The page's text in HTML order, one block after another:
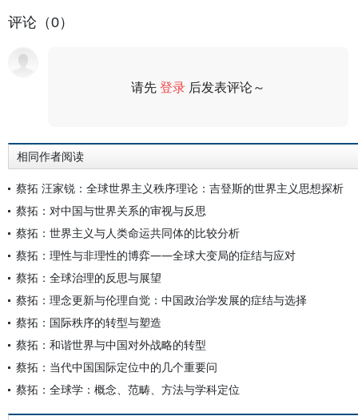
评论（0）
请先登录 后发表评论～
相同作者阅读
蔡拓 汪家锐：全球世界主义秩序理论：吉登斯的世界主义思想探析
蔡拓：对中国与世界关系的审视与反思
蔡拓：世界主义与人类命运共同体的比较分析
蔡拓：理性与非理性的博弈——全球大变局的症结与应对
蔡拓：全球治理的反思与展望
蔡拓：理念更新与伦理自觉：中国政治学发展的症结与选择
蔡拓：国际秩序的转型与塑造
蔡拓：和谐世界与中国对外战略的转型
蔡拓：当代中国国际定位中的几个重要问
蔡拓：全球学：概念、范畴、方法与学科定位